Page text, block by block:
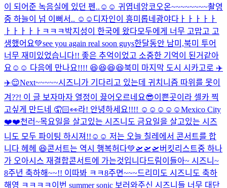
이 되어준 녹음실에 있던 펜..☺️☺️ 귀엽네 앙코오온~~~~~~~~촬영
중 하늘이 넘 이뻐서.. ☺️☺️ 디자인이 흥미롭네 광야다ㅏㅏㅏㅏㅏ
ㅏㅏㅏㅏㅏㅋㅋㅋ 박지성이 한국에 왔다모두에게 너무 고맙고 고
생했어요💚see you again real soon guys한달동안 남미,북미 투어
너무 재미있었습니다!! 좋은 추억이었고 소중한 기억이 된거같아
요☺️☺️ 다음에 만나요!!!! 😆😆😆😆북미 마지막 도시 시카고로 ✈️
✈️😌Next~~~~~시즈니가 기다리고 있는데 귀치니즘 따위를 못이
겨??! 이 글 보자마자 열정이 끓어오르네요😎이쁜곳이라 셀카 찍
고싶게 만드네 🤦🏻👀라! 안녕하세요!!!! ☺️☺️☺️☺️☺️Mexico City
❤️❤️천러~목요일을 살고있는 시즈니도 금요일을 살고있는 시즈
니도 모두 파이팅 하시져!!☺️☺️ 저는 오늘 칠레에서 콘서트를 합
니다 헤헤 😆콘서트는 역시 행복허다💚 🛫🛫🛫버킷리스트중 하나
가 오아시스 재결합콘서트에 가는것입니다드림이들아~ 시즈니~
8주년 축하해~~!! 이따봐 ㅋㅋ8주면~~~드리미도 시즈니도 축하
해영 ㅋㅋㅋㅋ 이번 summer sonic 보러와주신 시즈니들 너무 대단